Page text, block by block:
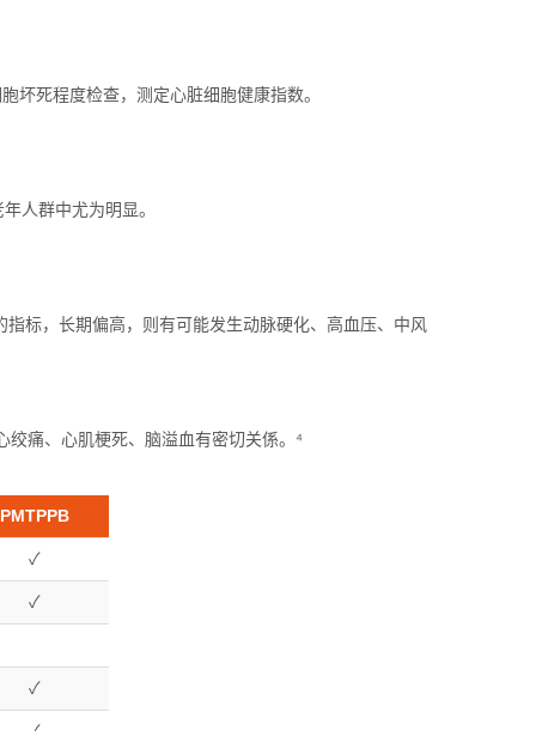
坏死程度检查，测定心脏细胞健康指数。
人群中尤为明显。
标，长期偏高，则有可能发生动脉硬化、高血压、中风
痛、心肌梗死、脑溢血有密切关係。⁴
PMTPPB
✓
✓
✓